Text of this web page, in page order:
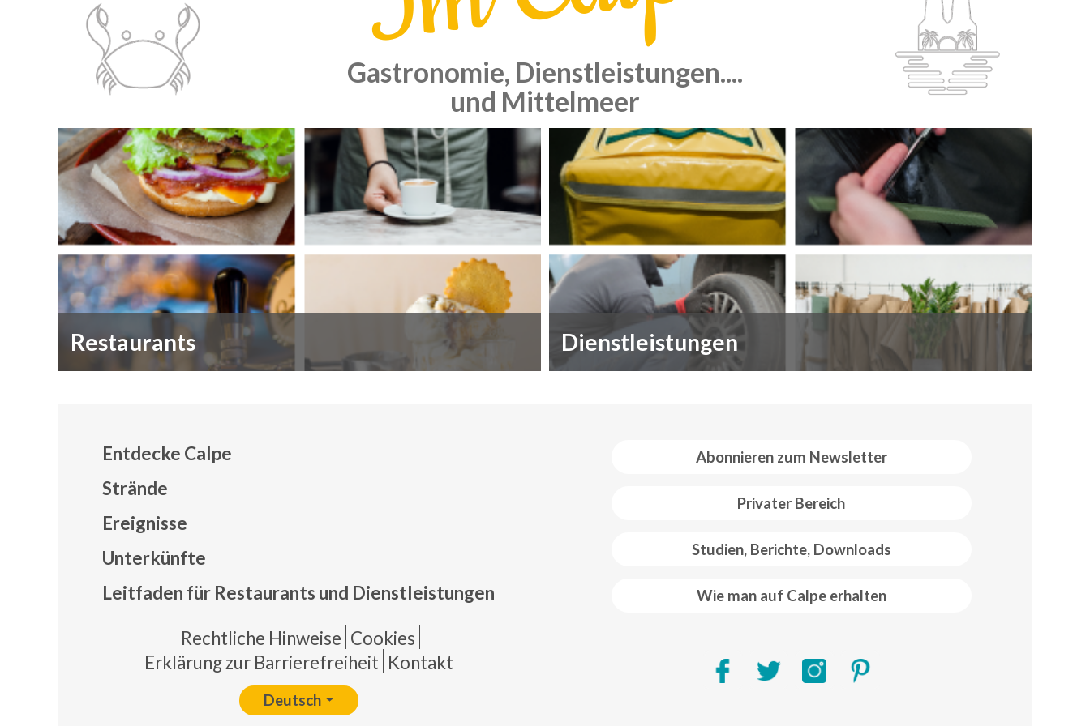
Gastronomie, Dienstleistungen....
und Mittelmeer
Restaurants Dienstleistungen
Abonnieren zum Newsletter
Privater Bereich
Studien, Berichte, Downloads
Wie man auf Calpe erhalten
Entdecke Calpe
Strände
Ereignisse
Unterkünfte
Leitfaden für Restaurants und Dienstleistungen
Pie de página
Rechtliche Hinweise Cookies
Erklärung zur Barrierefreiheit Kontakt
Deutsch